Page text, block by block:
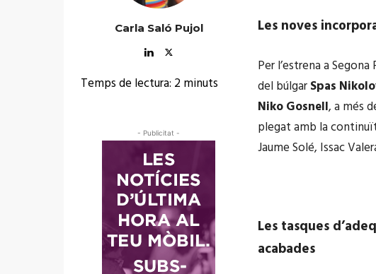
Carla Saló Pujol
Temps de lectura: 2minuts
- Publicitat -
'
à
u
d
o
r
d
u
c
t
o
à
u
Les noves
Per l’estrena a
del búlgarSpas
Niko Gosnell, a més
plegat amb la
Jaume Solé, Issac
Les tasques
acabades